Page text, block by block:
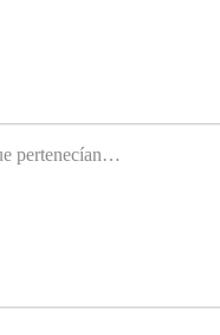
pertenecían…